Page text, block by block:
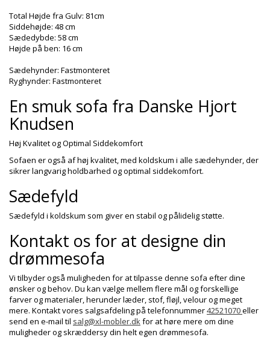
Total Højde fra Gulv: 81cm
Siddehøjde: 48 cm
Sædedybde: 58 cm
Højde på ben: 16 cm
Sædehynder: Fastmonteret
Ryghynder: Fastmonteret
En smuk sofa fra Danske Hjort
Knudsen
Høj Kvalitet og Optimal Siddekomfort
Sofaen er også af høj kvalitet, med koldskum i alle sædehynder, der
sikrer langvarig holdbarhed og optimal siddekomfort.
Sædefyld
Sædefyld i koldskum som giver en stabil og pålidelig støtte.
Kontakt os for at designe din
drømmesofa
Vi tilbyder også muligheden for at tilpasse denne sofa efter dine
ønsker og behov. Du kan vælge mellem flere mål og forskellige
farver og materialer, herunder læder, stof, fløjl, velour og meget
mere. Kontakt vores salgsafdeling på telefonnummer42521070eller
send en e-mail til salg@xl-mobler.dkfor at høre mere om dine
muligheder og skræddersy din helt egen drømmesofa.